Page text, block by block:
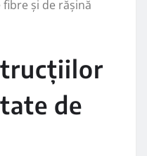
și de rășină
de